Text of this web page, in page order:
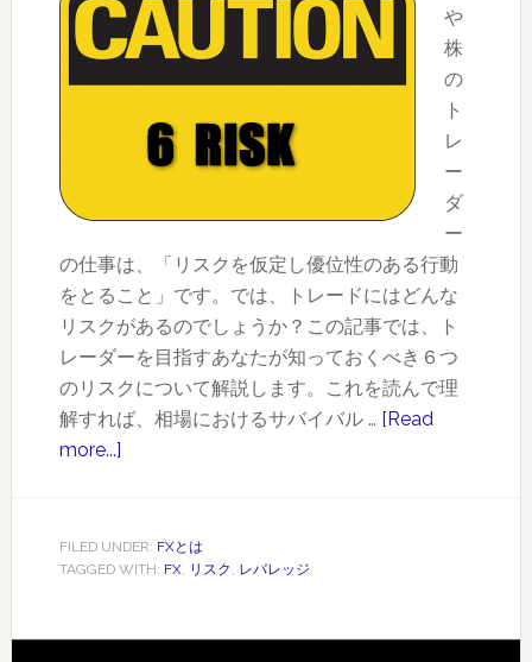
ク
関
ス
か
ら
学
ぶ
や
株
の
ト
レ
ー
ダ
ー
の仕事は、「リスクを仮定し優位性のある行動
をとること」です。では、トレードにはどんな
リスクがあるのでしょうか？この記事では、ト
レーダーを目指すあなたが知っておくべき６つ
のリスクについて解説します。これを読んで理
解すれば、相場におけるサバイバル … [Read
more...]
の
FX
レ
FILED UNDER: FXとは
TAGGED WITH: FX, リスク , レバレッジ